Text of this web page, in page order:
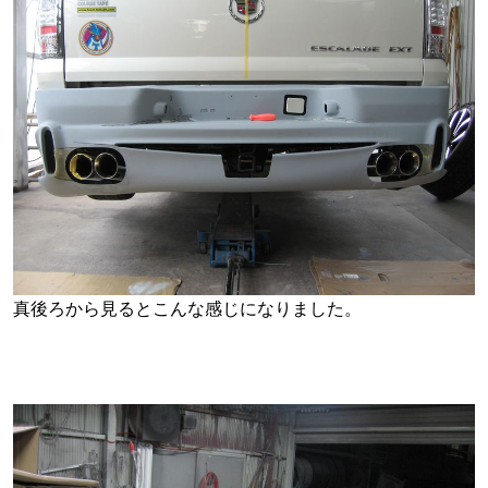
真後ろから見るとこんな感じになりました。